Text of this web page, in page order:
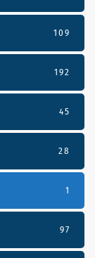
109
192
45
28
1
97